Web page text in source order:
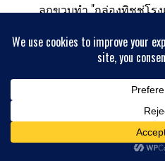
ลูกขวบทำ "กล่องทิชชู่โร
ขับรถเหยียบน้ำกระเด็นใ
บาท จริงหรือไม่? : เช็กข่
มหัศจรรย์" เห็นผลใน 1 ชั่
แพทย์เฉลยพลิก ปัจจัยสำ
กาแฟมื้อเช้า: ยาอายุวัฒ
จริงชวนอึ้งจากผู้เชี่ยวชาญ